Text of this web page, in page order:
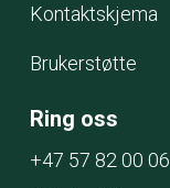
Kontaktskjema
Brukerstøtte
Ring oss
+47 57 82 00 06